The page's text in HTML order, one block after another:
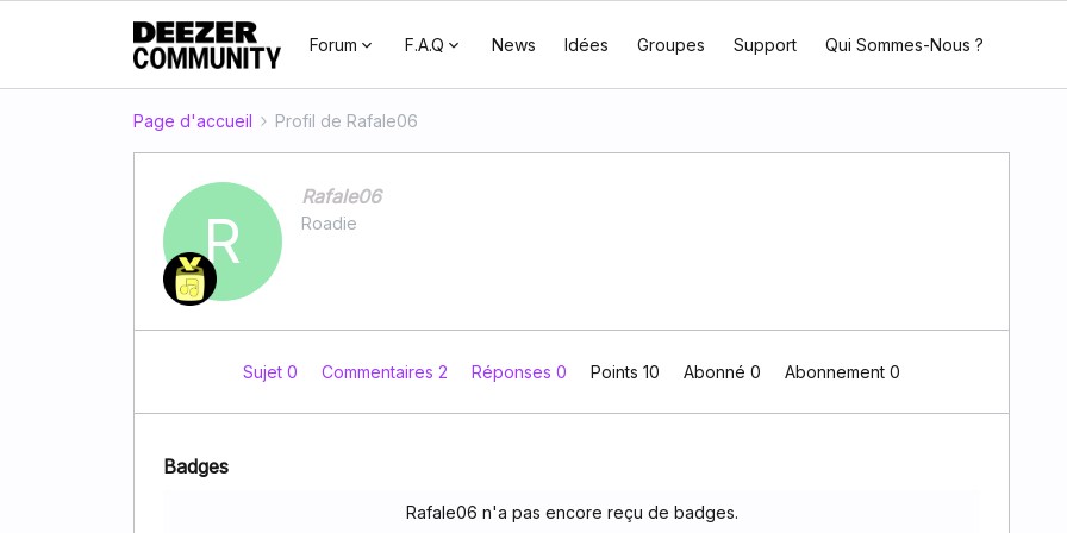
Forum F.A.Q News Idées Groupes Support Qui Sommes-Nous ?
Page d'accueil Profil de Rafale06
R
Rafale06
Roadie
Sujet 0 Commentaires 2 Réponses 0 Points 10 Abonné 0 Abonnement 0
Badges
Rafale06 n'a pas encore reçu de badges.